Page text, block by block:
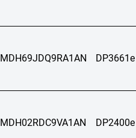
MDH69JDQ9RA1AN
MDH02RDC9VA1AN